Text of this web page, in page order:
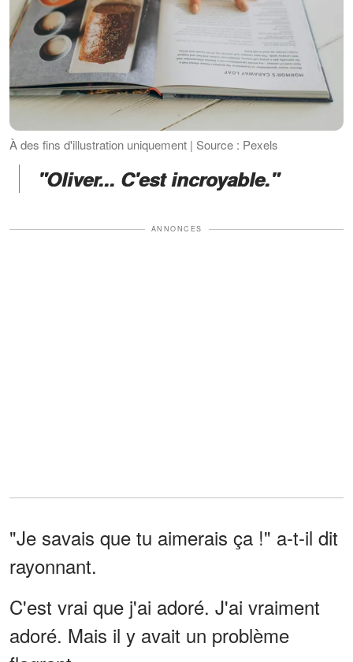
À des fins d'illustration uniquement | Source : Pexels
"Oliver... C'est incroyable."
ANNONCES
"Je savais que tu aimerais ça !" a-t-il dit
rayonnant.
C'est vrai que j'ai adoré. J'ai vraiment
adoré. Mais il y avait un problème